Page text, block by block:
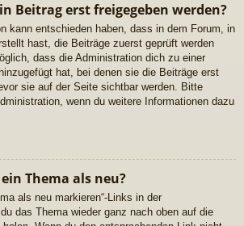
Beitrag erst freigegeben werden?
kann entschieden haben, dass in dem Forum, in
hast, die Beiträge zuerst geprüft werden
dass die Administration dich zu einer
hat, bei denen sie die Beiträge erst
sie auf der Seite sichtbar werden. Bitte
wenn du weitere Informationen dazu
Thema als neu?
als neu markieren“-Links in der
das Thema wieder ganz nach oben auf die